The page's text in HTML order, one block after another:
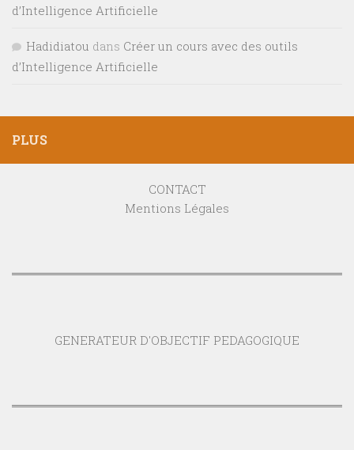
d’Intelligence Artificielle
Hadidiatou dans Créer un cours avec des outils
d’Intelligence Artificielle
PLUS
CONTACT
Mentions Légales
GENERATEUR D'OBJECTIF PEDAGOGIQUE